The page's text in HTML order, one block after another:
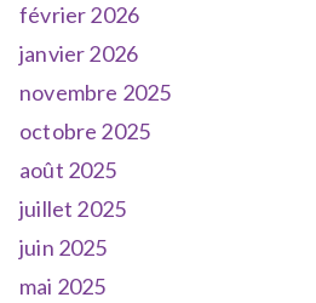
février 2026
janvier 2026
novembre 2025
octobre 2025
août 2025
juillet 2025
juin 2025
mai 2025